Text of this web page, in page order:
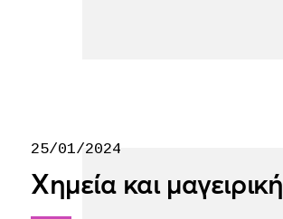
25/01/2024
Χημεία και μαγειρική